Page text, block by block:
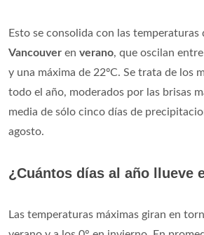
Esto se consolida con las temperaturas
Vancouver en verano, que oscilan
y una máxima de 22ºC. Se trata de los
todo el año, moderados por las brisas
media de sólo cinco días de
agosto.
¿Cuántos días al año llueve
Las temperaturas máximas giran en